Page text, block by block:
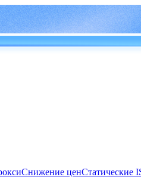
Снижение ценСтатические